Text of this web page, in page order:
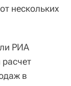
нескольких
РИА
в